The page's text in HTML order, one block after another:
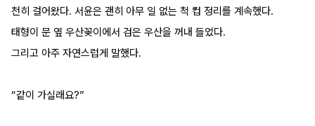
천히 걸어왔다. 서윤은 괜히 아무 일 없는 척 컵 정리를 계속했다.
태형이 문 옆 우산꽂이에서 검은 우산을 꺼내 들었다.
그리고 아주 자연스럽게 말했다.
“같이 가실래요?”